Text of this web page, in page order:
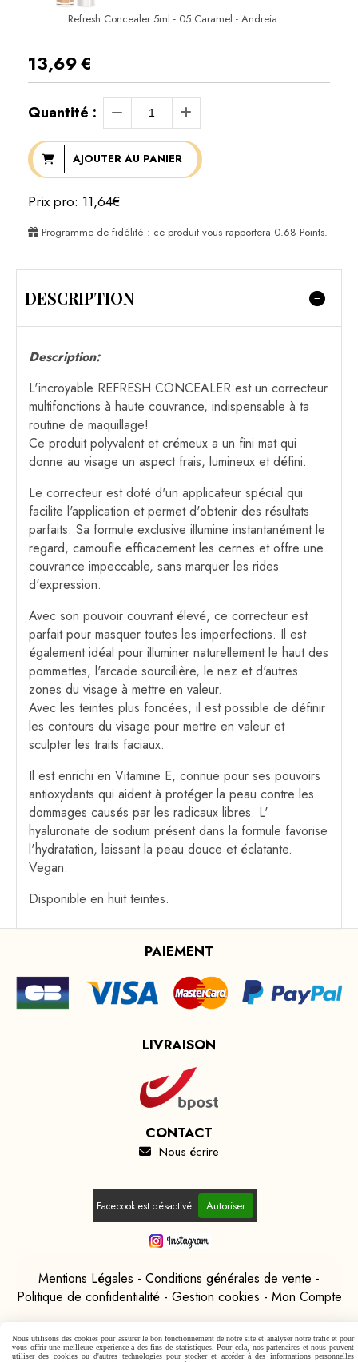
Refresh Concealer 5ml - 05 Caramel - Andreia
13,69€
Quantité :
AJOUTER AU PANIER
Prix pro: 11,64€
Programme de fidélité : ce produit vous rapportera 0.68 Points.
DESCRIPTION
Description:
L'incroyable REFRESH CONCEALER est un correcteur
multifonctions à haute couvrance, indispensable à ta
routine de maquillage!
Ce produit polyvalent et crémeux a un fini mat qui
donne au visage un aspect frais, lumineux et défini.
Le correcteur est doté d'un applicateur spécial qui
facilite l'application et permet d'obtenir des résultats
parfaits. Sa formule exclusive illumine instantanément le
regard, camoufle efficacement les cernes et offre une
couvrance impeccable, sans marquer les rides
d'expression.
Avec son pouvoir couvrant élevé, ce correcteur est
parfait pour masquer toutes les imperfections. Il est
également idéal pour illuminer naturellement le haut des
pommettes, l'arcade sourcilière, le nez et d'autres
zones du visage à mettre en valeur.
Avec les teintes plus foncées, il est possible de définir
les contours du visage pour mettre en valeur et
sculpter les traits faciaux.
Il est enrichi en Vitamine E, connue pour ses pouvoirs
antioxydants qui aident à protéger la peau contre les
dommages causés par les radicaux libres. L'
hyaluronate de sodium présent dans la formule favorise
l'hydratation, laissant la peau douce et éclatante.
Vegan.
Disponible en huit teintes.
PAIEMENT
LIVRAISON
CONTACT
 Nous écrire
Facebook est désactivé. Autoriser
Mentions Légales
Conditions générales de vente
Politique de confidentialité
Gestion cookies Mon Compte
Nous utilisons des cookies pour assurer le bon fonctionnement de notre site et analyser notre trafic et pour
vous offrir une meilleure expérience à des fins de statistiques. Pour cela, nos partenaires et nous peuvent
utiliser des cookies ou d'autres technologies pour stocker et accéder à des informations personnelles